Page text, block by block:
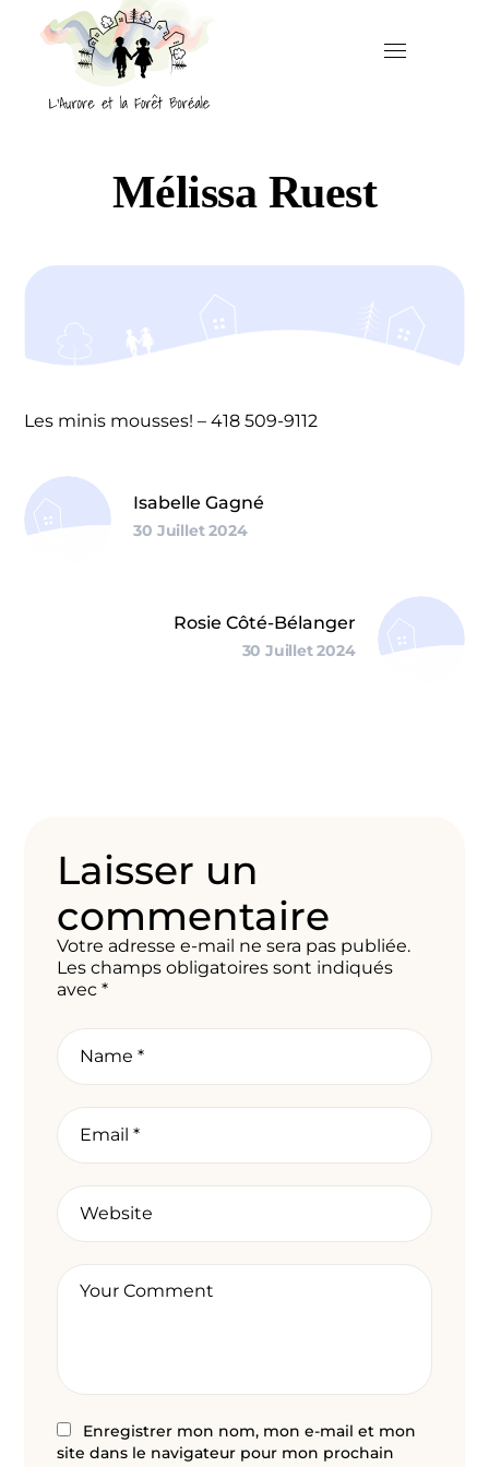
Mélissa Ruest
Les minis mousses! – 418 509-9112
Isabelle Gagné
30 Juillet 2024
Rosie Côté-Bélanger
30 Juillet 2024
Laisser un
commentaire
Votre adresse e-mail ne sera pas publiée.
Les champs obligatoires sont indiqués
avec*
Enregistrer mon nom, mon e-mail et mon
site dans le navigateur pour mon prochain